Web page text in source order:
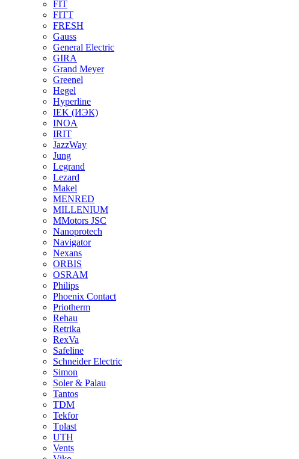
FIT
FITT
FRESH
Gauss
General Electric
GIRA
Grand Meyer
Greenel
Hegel
Hyperline
IEK (ИЭК)
INOA
IRIT
JazzWay
Jung
Legrand
Lezard
Makel
MENRED
MILLENIUM
MMotors JSC
Nanoprotech
Navigator
Nexans
ORBIS
OSRAM
Philips
Phoenix Contact
Priotherm
Rehau
Retrika
RexVa
Safeline
Schneider Electric
Simon
Soler & Palau
Tantos
TDM
Tekfor
Tplast
UTH
Vents